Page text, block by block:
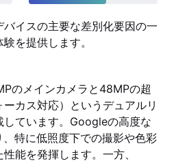
イスの主要な差別化要因の一
を提供します。
のメインカメラと48MPの超
カス対応）というデュアルリ
しています。Googleの高度な
特に低照度下での撮影や色彩
能を発揮します。一方、